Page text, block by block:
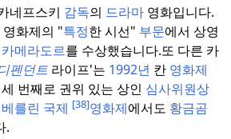
네프스키 감독의 드라마 영화입니다.
영화제의 "특정한 시선" 부문에서 상영
카메라도르를 수상했습니다.또 다른 카
펜던트 라이프'는 1992년 칸 영화제
번째로 권위 있는 상인 심사위원상
를린 국제 [38]영화제에서도 황금곰
.